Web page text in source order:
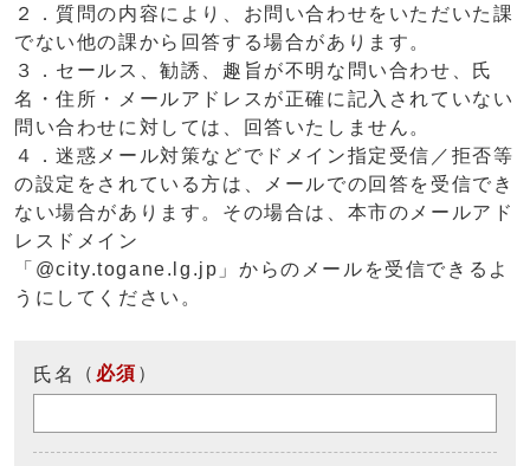
２．質問の内容により、お問い合わせをいただいた課
でない他の課から回答する場合があります。
３．セールス、勧誘、趣旨が不明な問い合わせ、氏
名・住所・メールアドレスが正確に記入されていない
問い合わせに対しては、回答いたしません。
４．迷惑メール対策などでドメイン指定受信／拒否等
の設定をされている方は、メールでの回答を受信でき
ない場合があります。その場合は、本市のメールアド
レスドメイン
「@city.togane.lg.jp」からのメールを受信できるよ
うにしてください。
氏名 （ 必須 ）